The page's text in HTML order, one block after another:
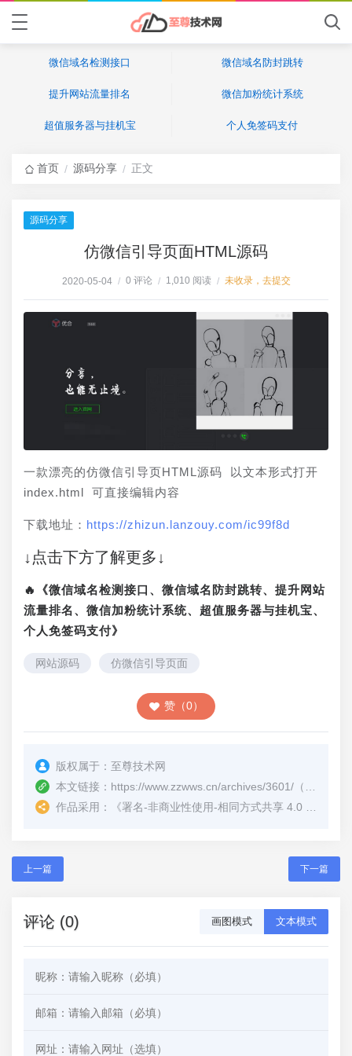
微信域名检测接口 微信域名防封跳转
提升网站流量排名 微信加粉统计系统
超值服务器与挂机宝 个人免签码支付
首页 / 源码分享 / 正文
源码分享
仿微信引导页面HTML源码
2020-05-04 / 0 评论 / 1,010 阅读 / 未收录，去提交
一款漂亮的仿微信引导页HTML源码 以文本形式打开
index.html 可直接编辑内容
下载地址： https://zhizun.lanzouy.com/ic99f8d
↓点击下方了解更多↓
🔥《微信域名检测接口、微信域名防封跳转、提升网站
流量排名、微信加粉统计系统、超值服务器与挂机宝、
个人免签码支付》
网站源码 仿微信引导页面
赞（0）
版权属于： 至尊技术网
本文链接： https://www.zzwws.cn/archives/3601/ （转载时请注明本文出处及文章链接）
作品采用：
《署名-非商业性使用-相同方式共享 4.0 国际 (CC BY-NC-SA 4.0)
上一篇 下一篇
评论 (0) 画图模式 文本模式